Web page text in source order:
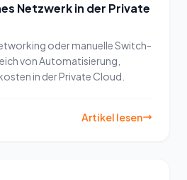
Netzwerk in der Private
oder manuelle Switch-
von Automatisierung,
in der Private Cloud.
Artikel lesen